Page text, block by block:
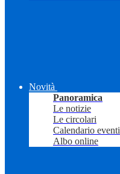
Novità
Panoramica
Le notizie
Le circolari
Calendario eventi
Albo online